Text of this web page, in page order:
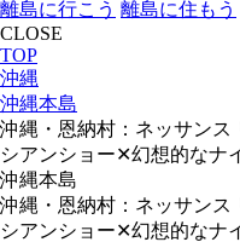
離島に行こう 離島に住もう
CLOSE
TOP
沖縄
沖縄本島
沖縄・恩納村：ネッサンス
シアンショー✕幻想的なナ
沖縄本島
沖縄・恩納村：ネッサンス
シアンショー✕幻想的なナ